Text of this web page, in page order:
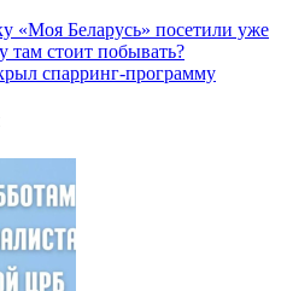
«Моя Беларусь» посетили уже
там стоит побывать?
спарринг-программу